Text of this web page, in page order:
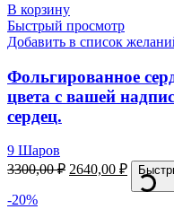
В корзину
Быстрый просмотр
Добавить в список
Фольгированное
цвета с вашей
сердец.
9 Шаров
3300,00₽ 2640,00 ₽
-20%